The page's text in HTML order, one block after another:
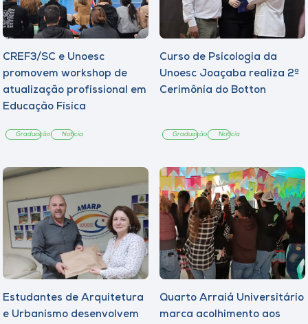
CREF3/SC e Unoesc
promovem workshop de
atualização profissional em
Educação Física
Graduação Notícia
Curso de Psicologia da
Unoesc Joaçaba realiza 2ª
Cerimônia do Botton
Graduação Notícia
Estudantes de Arquitetura
e Urbanismo desenvolvem
Quarto Arraiá Universitário
marca acolhimento aos